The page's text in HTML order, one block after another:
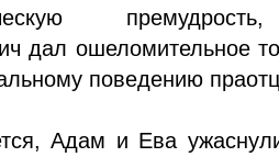
дал ошеломительное
поведению
Адам и Ева